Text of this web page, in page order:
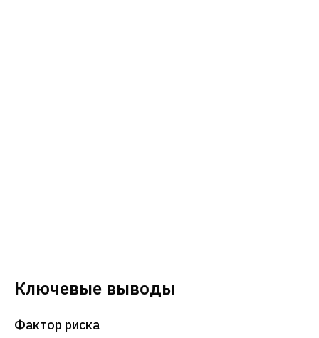
Ключевые выводы
Фактор риска